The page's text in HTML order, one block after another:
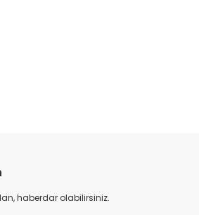
haberdar olabilirsiniz.